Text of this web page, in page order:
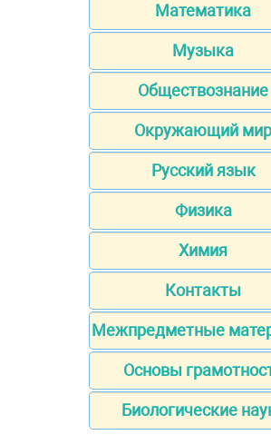
Математика
Музыка
Обществознание
Окружающий мир
Русский язык
Физика
Химия
Контакты
Межпредметные
Основы
Биологические